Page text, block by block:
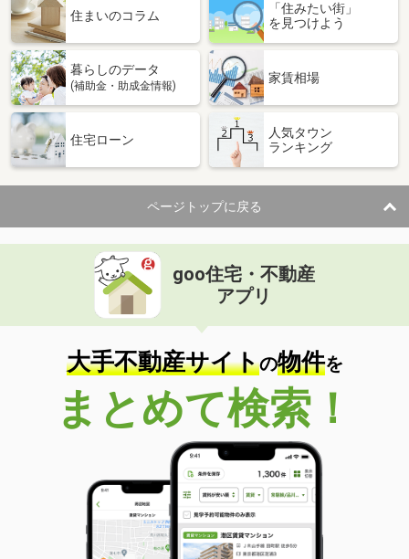
住まいのコラム
「住みたい街」
を見つけよう
暮らしのデータ
(補助金・助成金情報)
家賃相場
住宅ローン
人気タウン
ランキング
ページトップに戻る
goo住宅・不動産
アプリ
大手不動産サイトの物件を
まとめて検索！